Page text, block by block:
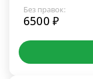
Без правок:
6500 ₽